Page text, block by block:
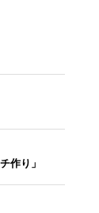
作り」